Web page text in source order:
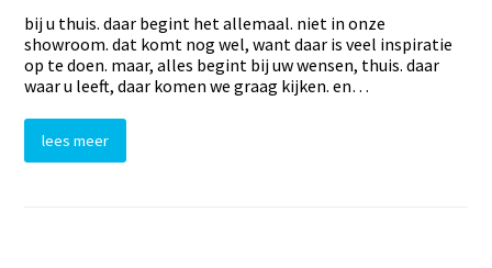
bij u thuis. daar begint het allemaal. niet in onze
showroom. dat komt nog wel, want daar is veel inspiratie
op te doen. maar, alles begint bij uw wensen, thuis. daar
waar u leeft, daar komen we graag kijken. en…
lees meer